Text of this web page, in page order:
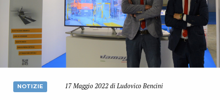
NOTIZIE 17 Maggio 2022 di Ludovico Bencini